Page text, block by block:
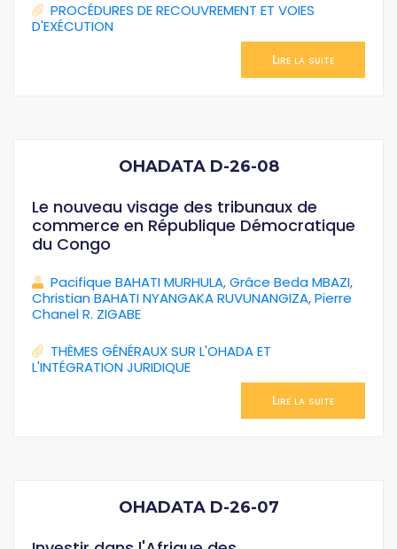
PROCÉDURES DE RECOUVREMENT ET VOIES
D'EXÉCUTION
Lire la suite
OHADATA D-26-08
Le nouveau visage des tribunaux de
commerce en République Démocratique
du Congo
Pacifique BAHATI MURHULA,Grâce Beda MBAZI,
Christian BAHATI NYANGAKA RUVUNANGIZA,Pierre
Chanel R. ZIGABE
THÈMES GÉNÉRAUX SUR L'OHADA ET
L'INTÉGRATION JURIDIQUE
Lire la suite
OHADATA D-26-07